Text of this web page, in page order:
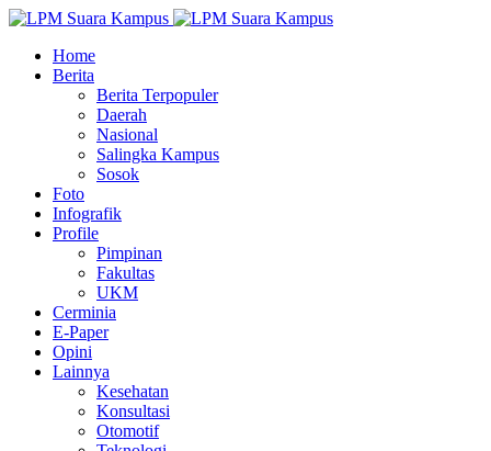
Home
Berita
Berita Terpopuler
Daerah
Nasional
Salingka Kampus
Sosok
Foto
Infografik
Profile
Pimpinan
Fakultas
UKM
Cerminia
E-Paper
Opini
Lainnya
Kesehatan
Konsultasi
Otomotif